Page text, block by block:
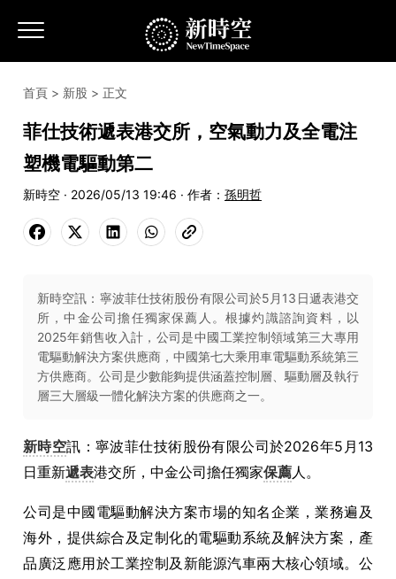
首頁 > 新股 > 正文
菲仕技術遞表港交所，空氣動力及全電注
塑機電驅動第二
新時空 · 2026/05/13 19:46 · 作者： 孫明哲
新時空訊：寧波菲仕技術股份有限公司於5月13日遞表港交
所，中金公司擔任獨家保薦人。根據灼識諮詢資料，以
2025年銷售收入計，公司是中國工業控制領域第三大專用
電驅動解決方案供應商，中國第七大乘用車電驅動系統第三
方供應商。公司是少數能夠提供涵蓋控制層、驅動層及執行
層三大層級一體化解決方案的供應商之一。
新時空訊：寧波菲仕技術股份有限公司於2026年5月13
日重新遞表港交所，中金公司擔任獨家保薦人。
公司是中國電驅動解決方案市場的知名企業，業務遍及
海外，提供綜合及定制化的電驅動系統及解決方案，產
品廣泛應用於工業控制及新能源汽車兩大核心領域。公